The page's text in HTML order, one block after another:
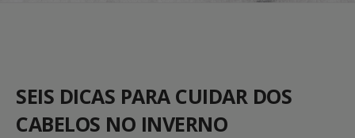
SEIS DICAS PARA CUIDAR DOS
CABELOS NO INVERNO